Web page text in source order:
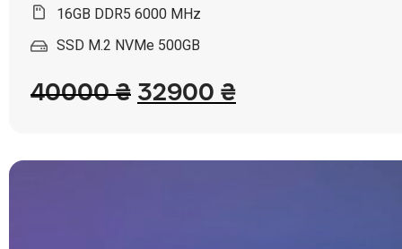
16GB DDR5 6000 MHz
SSD M.2 NVMe 500GB
40000₴ 32900 ₴